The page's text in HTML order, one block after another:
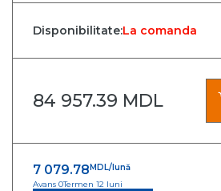
Disponibilitate:La comanda
84 957.39 MDL
7 079.78 MDL/lună
Avans 0Termen 12 luni